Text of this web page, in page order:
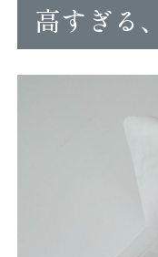
高すぎる